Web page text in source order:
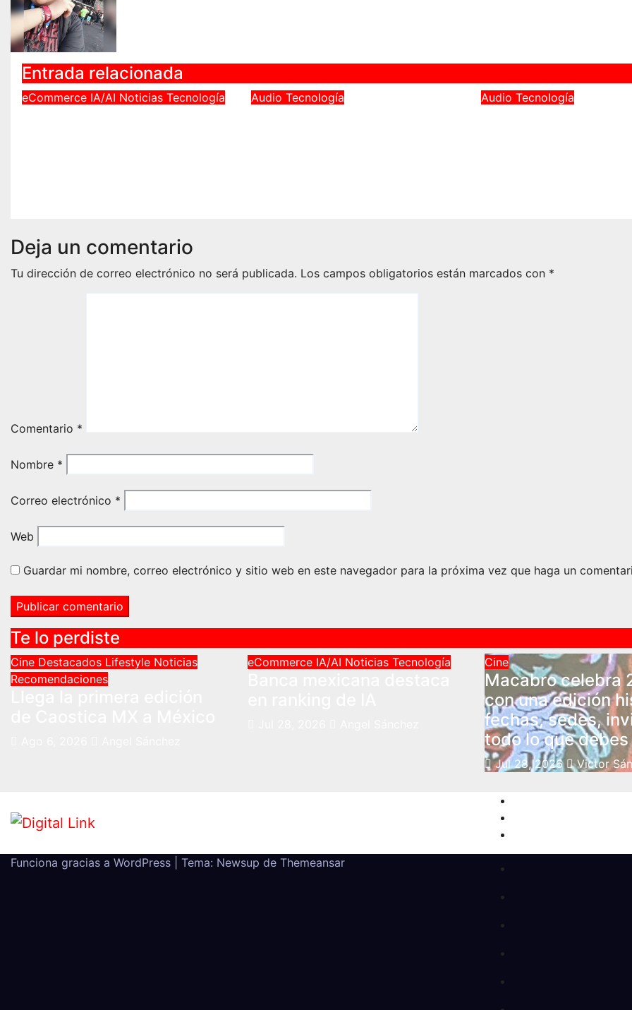
Entrada relacionada
eCommerce IA/AI Noticias Tecnología AudioTecnología Audio Tecnología
Deja un comentario
Tu dirección de correo electrónico no será publicada. Los campos obligatorios están marcados con *
Comentario *
Nombre *
Correo electrónico *
Web
Guardar mi nombre, correo electrónico y sitio web en este navegador para la próxima vez que haga un
Te lo perdiste
Cine Destacados Lifestyle Noticias
Recomendaciones
eCommerce IA/AI Noticias Tecnología Cine
Macabro celebra
con una edición
fechas, sedes,
todo lo que
Jul 28, 2026 Victor
Funciona gracias a WordPress Tema: Newsup de Themeansar